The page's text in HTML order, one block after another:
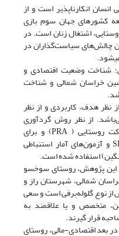
انکارناپذیر است و از
کشورهای جهان سوم بازی
اشتغال زنان است. در
چالش‌های سیاست‌گذاران در
شناخت وضعیت اقتصادی و
خراسان شمالی و شناخت
هدف، کاربردی و از نظر
از نظر روش‌ گردآوری
اطلاعات، از مصاحبه و ارزیابی مشارکت روستایی ( PRA) و برای
تجزیه‌و‌تحلیل داده‌ها از نرم­افزار SPSS و آزمون‌های آمار استنباطی
استفاده شده است.
این پژوهش، روستای سوخسو
شمالی، شهرستان راز و
از نوع گلوله‌برفی است و سعی
متخصص و یا علاقمند به
بعد اقتصادی-مالی، روستای